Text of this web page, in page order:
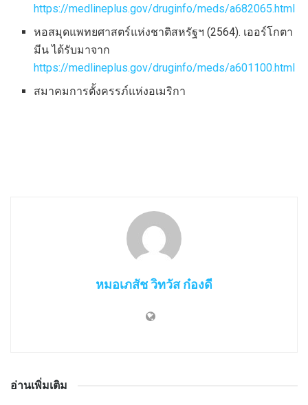
https://medlineplus.gov/druginfo/meds/a682065.html
หอสมุดแพทยศาสตร์แห่งชาติสหรัฐฯ (2564). เออร์โกตา
มีน ได้รับมาจาก
https://medlineplus.gov/druginfo/meds/a601100.html
สมาคมการตั้งครรภ์แห่งอเมริกา
หมอเภสัช วิทวัส ก๋องดี
อ่านเพิ่มเติม